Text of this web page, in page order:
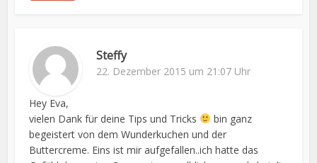
Steffy
22. Dezember 2015 um 21:07 Uhr
Hey Eva,
vielen Dank für deine Tips und Tricks
bin ganz
begeistert von dem Wunderkuchen und der
Buttercreme. Eins ist mir aufgefallen..ich hatte das